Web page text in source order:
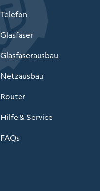
Telefon
Glasfaser
Glasfaserausbau
Netzausbau
Router
Hilfe & Service
FAQs